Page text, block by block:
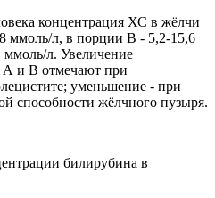
концентрация ХС в жёлчи
ммоль/л, в порции В - 5,2-15,6
л. Увеличение
и В отмечают при
уменьшение - при
способности жёлчного пузыря.
билирубина в